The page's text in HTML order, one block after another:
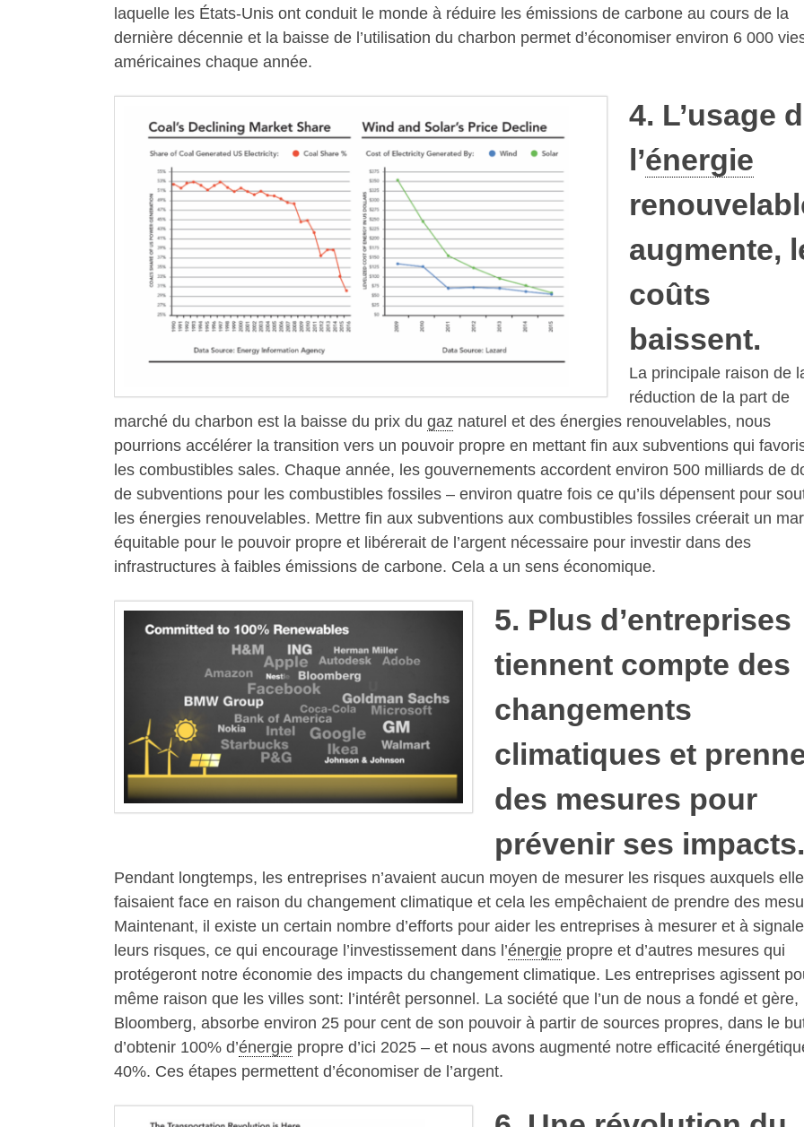
laquelle les États-Unis ont conduit le monde à réduire les émissions de carbone au cours de la
dernière décennie et la baisse de l’utilisation du charbon permet d’économiser environ 6 000
américaines chaque année.
4. L’usage
l’énergie
augmente,
coûts
baissent.
La principale raison de
réduction de la part de
marché du charbon est la baisse du prix du gaz naturel et des énergies renouvelables, nous
pourrions accélérer la transition vers un pouvoir propre en mettant fin aux subventions qui
les combustibles sales. Chaque année, les gouvernements accordent environ 500 milliards de
de subventions pour les combustibles fossiles – environ quatre fois ce qu’ils dépensent pour
les énergies renouvelables. Mettre fin aux subventions aux combustibles fossiles créerait un
équitable pour le pouvoir propre et libérerait de l’argent nécessaire pour investir dans des
infrastructures à faibles émissions de carbone. Cela a un sens économique.
5. Plus d’entreprises
tiennent compte des
changements
climatiques et
des mesures pour
prévenir ses impacts.
Pendant longtemps, les entreprises n’avaient aucun moyen de mesurer les risques auxquels
faisaient face en raison du changement climatique et cela les empêchaient de prendre des
Maintenant, il existe un certain nombre d’efforts pour aider les entreprises à mesurer et à
leurs risques, ce qui encourage l’investissement dans l’énergie propre et d’autres mesures qui
protégeront notre économie des impacts du changement climatique. Les entreprises agissent
même raison que les villes sont: l’intérêt personnel. La société que l’un de nous a fondé et gère,
Bloomberg, absorbe environ 25 pour cent de son pouvoir à partir de sources propres, dans le
d’obtenir 100% d’énergie propre d’ici 2025 – et nous avons augmenté notre efficacité
40%. Ces étapes permettent d’économiser de l’argent.